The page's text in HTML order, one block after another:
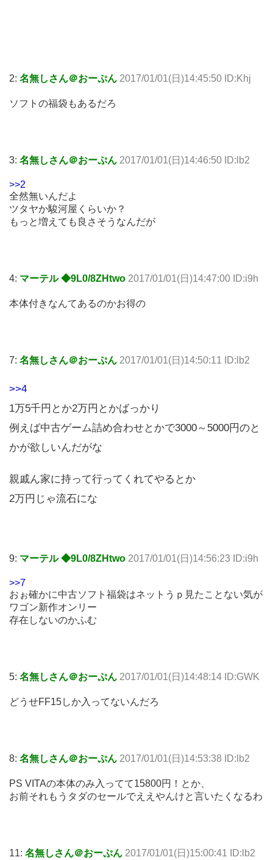
2: 名無しさん＠おーぷん 2017/01/01(日)14:45:50 ID:Khj
ソフトの福袋もあるだろ
3: 名無しさん＠おーぷん 2017/01/01(日)14:46:50 ID:lb2
>>2
全然無いんだよ
ツタヤか駿河屋くらいか？
もっと増えても良さそうなんだが
4: マーテル ◆9L0/8ZHtwo 2017/01/01(日)14:47:00 ID:i9h
本体付きなんてあるのかお得の
7: 名無しさん＠おーぷん 2017/01/01(日)14:50:11 ID:lb2
>>4
1万5千円とか2万円とかばっかり
例えば中古ゲーム詰め合わせとかで3000～5000円のと
かが欲しいんだがな
親戚ん家に持って行ってくれてやるとか
2万円じゃ流石にな
9: マーテル ◆9L0/8ZHtwo 2017/01/01(日)14:56:23 ID:i9h
>>7
おぉ確かに中古ソフト福袋はネットうｐ見たことない気が
ワゴン新作オンリー
存在しないのかふむ
5: 名無しさん＠おーぷん 2017/01/01(日)14:48:14 ID:GWK
どうせFF15しか入ってないんだろ
8: 名無しさん＠おーぷん 2017/01/01(日)14:53:38 ID:lb2
PS VITAの本体のみ入ってて15800円！とか、
お前それもうタダのセールでええやんけと言いたくなるわ
11: 名無しさん＠おーぷん 2017/01/01(日)15:00:41 ID:lb2